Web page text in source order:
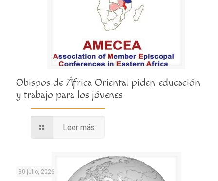
Obispos de África Oriental piden educación
y trabajo para los jóvenes
Leer más
30 julio, 2026